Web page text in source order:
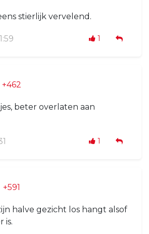
stierlijk vervelend.
1
+462
beter overlaten aan
1
+591
halve gezicht los hangt alsof
is.